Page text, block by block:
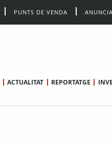
PUNTS DE VENDA
ACTUALITAT REPORTATGE